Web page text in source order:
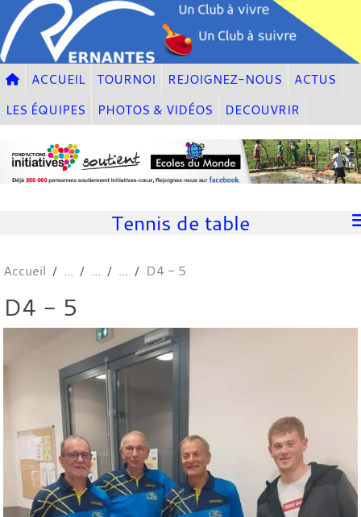
ACCUEIL TOURNOI REJOIGNEZ-NOUS
ACTUS
LES ÉQUIPES
PHOTOS & VIDÉOS DECOUVRIR
Tennis de table
Accueil D4 - 5
D4 - 5
Panneau de gestion des cookies